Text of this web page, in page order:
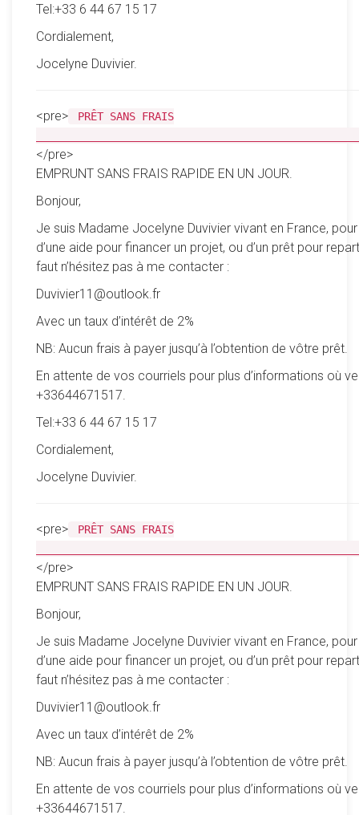
Tel:+33 6 44 67 15 17
Cordialement,
Jocelyne Duvivier.
<pre>
PRÊT SANS FRAIS
</pre>
EMPRUNT SANS FRAIS RAPIDE EN UN JOUR.
Bonjour,
Je suis Madame Jocelyne Duvivier vivant en France,
d’une aide pour financer un projet, ou d’un prêt pour
faut n’hésitez pas à me contacter :
Duvivier11@outlook.fr
Avec un taux d’intérêt de 2%
NB: Aucun frais à payer jusqu’à l’obtention de vôtre prêt.
En attente de vos courriels pour plus d’informations où
+33644671517.
Tel:+33 6 44 67 15 17
Cordialement,
Jocelyne Duvivier.
<pre>
PRÊT SANS FRAIS
</pre>
EMPRUNT SANS FRAIS RAPIDE EN UN JOUR.
Bonjour,
Je suis Madame Jocelyne Duvivier vivant en France,
d’une aide pour financer un projet, ou d’un prêt pour
faut n’hésitez pas à me contacter :
Duvivier11@outlook.fr
Avec un taux d’intérêt de 2%
NB: Aucun frais à payer jusqu’à l’obtention de vôtre prêt.
En attente de vos courriels pour plus d’informations où
+33644671517.